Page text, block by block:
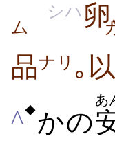
ム
シハ 卵
品ナリ ｡以
^◆かの
あ